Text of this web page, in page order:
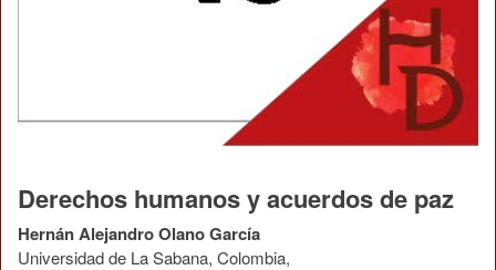
Derechos humanos y acuerdos de paz
Hernán Alejandro Olano García
Universidad de La Sabana, Colombia,